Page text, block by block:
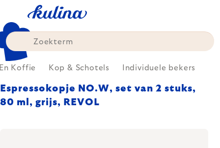
content
Koffie Kop & Schotels Individuele bekers
Espressokopje NO.W, set van 2 stuks,
80 ml, grijs, REVOL